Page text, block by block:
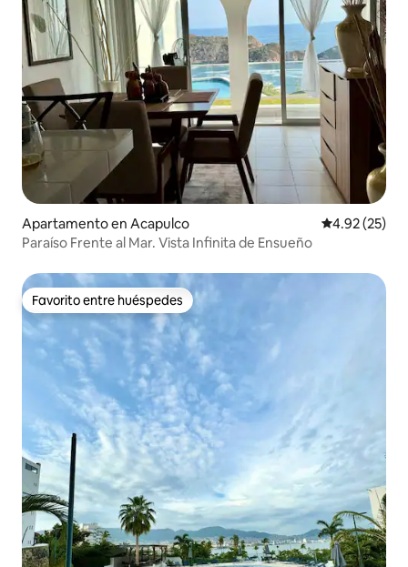
Apartamento en Acapulco Calificación
4.92 (25)
Paraíso Frente al Mar. Vista Infinita de Ensueño
Favorito entre huéspedes
Favorito entre huéspedes